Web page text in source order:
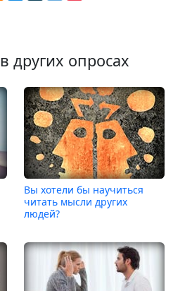
других опросах
Вы хотели бы научиться
читать мысли других
людей?